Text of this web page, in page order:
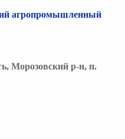
агропромышленный
Морозовский р-н, п.